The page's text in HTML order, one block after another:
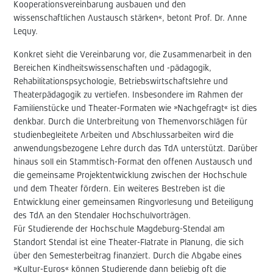
Kooperationsvereinbarung ausbauen und den
wissenschaftlichen Austausch stärken«, betont Prof. Dr. Anne
Lequy.
Konkret sieht die Vereinbarung vor, die Zusammenarbeit in den
Bereichen Kindheitswissenschaften und -pädagogik,
Rehabilitationspsychologie, Betriebswirtschaftslehre und
Theaterpädagogik zu vertiefen. Insbesondere im Rahmen der
Familienstücke und Theater-Formaten wie »Nachgefragt« ist dies
denkbar. Durch die Unterbreitung von Themenvorschlägen für
studienbegleitete Arbeiten und Abschlussarbeiten wird die
anwendungsbezogene Lehre durch das TdA unterstützt. Darüber
hinaus soll ein Stammtisch-Format den offenen Austausch und
die gemeinsame Projektentwicklung zwischen der Hochschule
und dem Theater fördern. Ein weiteres Bestreben ist die
Entwicklung einer gemeinsamen Ringvorlesung und Beteiligung
des TdA an den Stendaler Hochschulvorträgen.
Für Studierende der Hochschule Magdeburg-Stendal am
Standort Stendal ist eine Theater-Flatrate in Planung, die sich
über den Semesterbeitrag finanziert. Durch die Abgabe eines
»Kultur-Euros« können Studierende dann beliebig oft die